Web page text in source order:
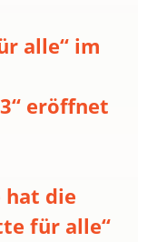
alle“ im
eröffnet
hat die
für alle“